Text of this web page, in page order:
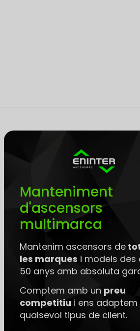
Manteniment
d'ascensors
multimarca
Mantenim ascensors de
les marques i models des
50 anys amb absoluta
Comptem amb un preu
competitiu i ens adaptem
qualsevol tipus de client.